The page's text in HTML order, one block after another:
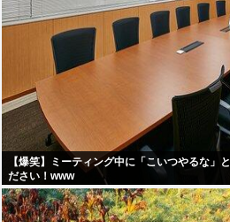
【爆笑】ミーティング中に「こいつやるな」
ださい！www